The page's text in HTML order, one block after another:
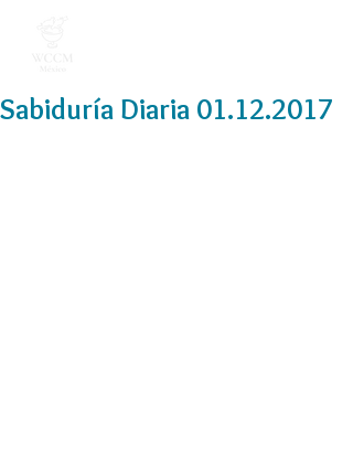
Sabiduría Diaria 01.12.2017